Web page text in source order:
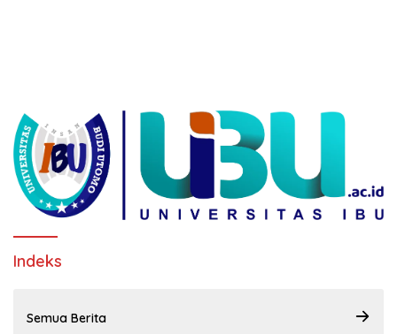
Indeks
Semua Berita